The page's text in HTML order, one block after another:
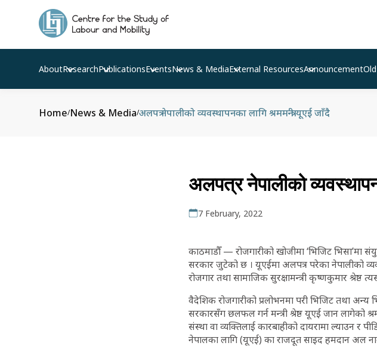
AboutResearchPublicationsEventsNews & MediaExternal ResourcesAnnouncement
Home/News & Media/अलपत्र नेपालीको व्यवस्थापनका लागि श्रममन्त्री यूएई जाँदै
अलपत्र नेपालीको
7 February, 2022
काठमाडौँ — रोजगारीको खोजीमा ‘भिजिट
सरकार जुटेको छ । यूएईमा अलपत्र परेका नेपालीको
रोजगार तथा सामाजिक सुरक्षामन्त्री कृष्णकुमार श्रेष्ठ
वैदेशिक रोजगारीको प्रलोभनमा परी भिजिट तथा
सरकारसँग छलफल गर्न मन्त्री श्रेष्ठ यूएई जान लागेको
संस्था वा व्यक्तिलाई कारबाहीको दायरामा ल्याउन र
नेपालका लागि (यूएई) का राजदूत साइद हमदान अल